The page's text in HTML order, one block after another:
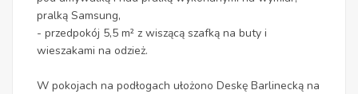
pralką Samsung,
- przedpokój 5,5 m² z wiszącą szafką na buty i
wieszakami na odzież.
W pokojach na podłogach ułożono Deskę Barlinecką na